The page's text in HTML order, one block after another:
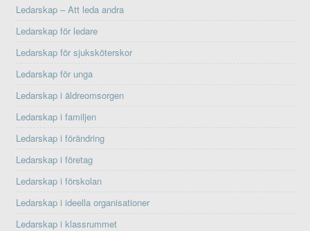
Ledarskap – Att leda andra
Ledarskap för ledare
Ledarskap för sjuksköterskor
Ledarskap för unga
Ledarskap i äldreomsorgen
Ledarskap i familjen
Ledarskap i förändring
Ledarskap i företag
Ledarskap i förskolan
Ledarskap i ideella organisationer
Ledarskap i klassrummet